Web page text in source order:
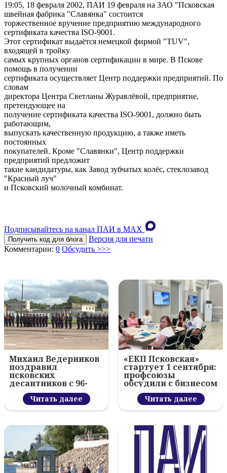
19:05, 18 февраля 2002, ПАИ 19 февраля на ЗАО "Псковская
швейная фабрика "Славянка" состоится
торжественное вручение предприятию международного
сертификата качества ISO-9001.
Этот сертификат выдаётся немецкой фирмой "TUV",
входящей в тройку
самых крупных органов сертификации в мире. В Пскове
помощь в получении
сертификата осуществляет Центр поддержки предприятий. По
словам
директора Центра Светланы Журавлёвой, предприятие,
претендующее на
получение сертификата качества ISO-9001, должно быть
работающим,
выпускать качественную продукцию, а также иметь
постоянных
покупателей. Кроме "Славянки", Центр поддержки
предприятий предложит
такие кандидатуры, как Завод зубчатых колёс, стеклозавод
"Красный луч"
и Псковский молочный комбинат.
Подписывайтесь на канал ПАИ в MAХ
Получить код для блога
Версия для печати
Комментарии: 0 Обсудить >>>
Михаил Ведерников
поздравил
псковских
десантников с 96-
летием ВДВ и
вручил награды
Читать далее
«ЕКП Псковская»
стартует 1 сентября:
профсоюзы
обсудили с бизнесом
новый цифровой
проектЧитать далее